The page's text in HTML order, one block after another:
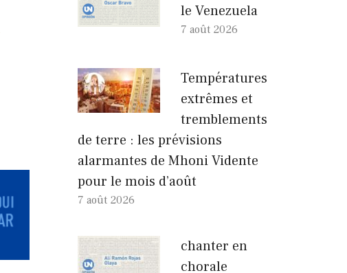
le Venezuela
7 août 2026
Températures
extrêmes et
tremblements
de terre : les prévisions
alarmantes de Mhoni Vidente
pour le mois d’août
7 août 2026
chanter en
chorale